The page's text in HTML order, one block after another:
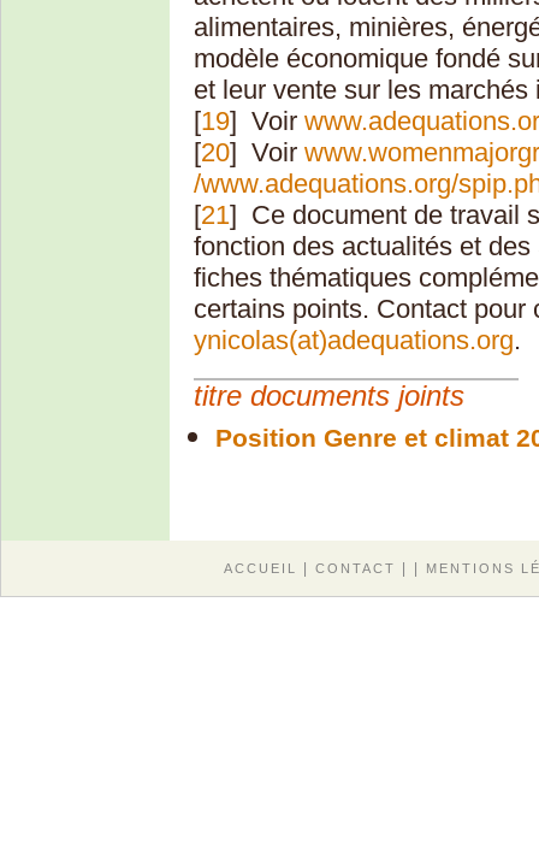
alimentaires, minières,
modèle économique fondé
et leur vente sur les marchés
[19] Voir
[20] Voir
/www.adequations.org/
[21] Ce document de travail
fonction des actualités et
fiches thématiques
certains points. Contact pour
ynicolas(at)adequations.org.
titre documents joints
Position Genre et climat
ACCUEIL | CONTACT | | MENTIONS